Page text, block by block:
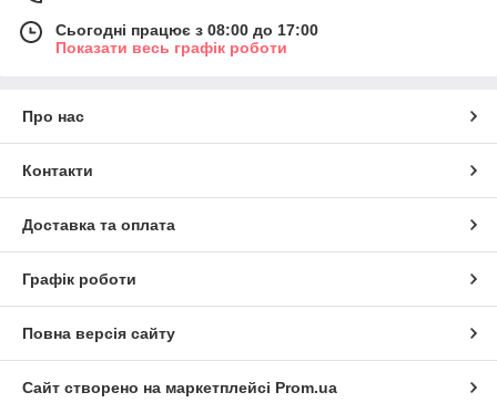
Сьогодні працює з 08:00 до 17:00
Показати весь графік роботи
Про нас
Контакти
Доставка та оплата
Графік роботи
Повна версія сайту
Сайт створено на маркетплейсі Prom.ua